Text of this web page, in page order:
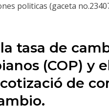
politicas (gaceta
tasa de
(COP) y
de